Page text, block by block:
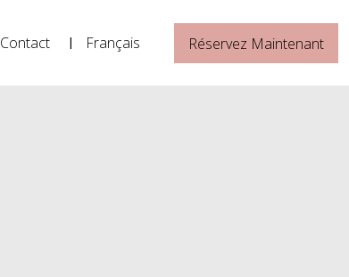
Contact Français Réservez Maintenant